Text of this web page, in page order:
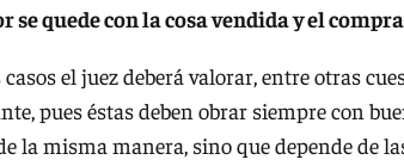
se quede con la cosa vendida y el
casos el juez deberá valorar, entre otras
pues éstas deben obrar siempre con
la misma manera, sino que depende de